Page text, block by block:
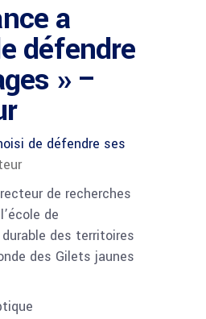
a
défendre
» –
de défendre ses
de recherches
de
des territoires
des Gilets jaunes